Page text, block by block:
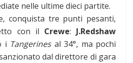
nelle ultime dieci partite.
conquista tre punti pesanti,
con il Crewe: J.Redshaw
i Tangerinesal 34°, ma pochi
dal direttore di gara